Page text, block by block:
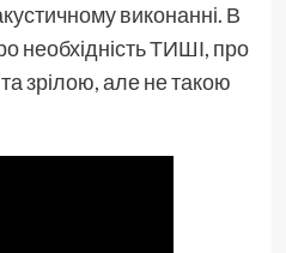
виконанні. В
необхідність ТИШІ, про
зрілою, але не такою